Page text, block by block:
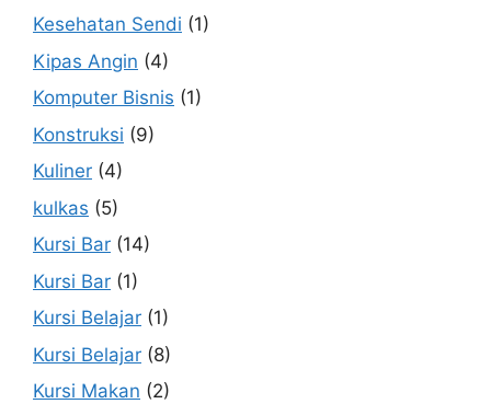
Kesehatan Sendi (1)
Kipas Angin (4)
Komputer Bisnis (1)
Konstruksi (9)
Kuliner (4)
kulkas (5)
Kursi Bar (14)
Kursi Bar (1)
Kursi Belajar (1)
Kursi Belajar (8)
Kursi Makan (2)